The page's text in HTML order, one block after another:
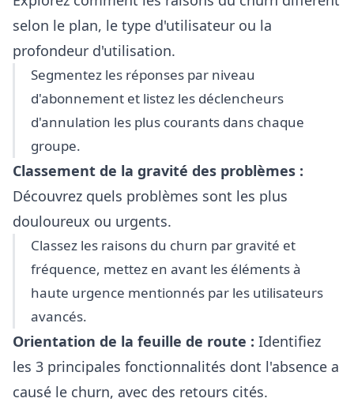
selon le plan, le type d'utilisateur ou la
profondeur d'utilisation.
Segmentez les réponses par niveau
d'abonnement et listez les déclencheurs
d'annulation les plus courants dans chaque
groupe.
Classement de la gravité des problèmes :
Découvrez quels problèmes sont les plus
douloureux ou urgents.
Classez les raisons du churn par gravité et
fréquence, mettez en avant les éléments à
haute urgence mentionnés par les utilisateurs
avancés.
Orientation de la feuille de route : Identifiez
les 3 principales fonctionnalités dont l'absence a
causé le churn, avec des retours cités.